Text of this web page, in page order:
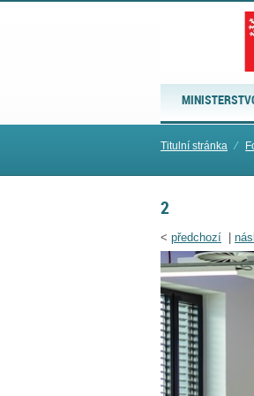
Titulní stránka ⁄
2
< předchozí